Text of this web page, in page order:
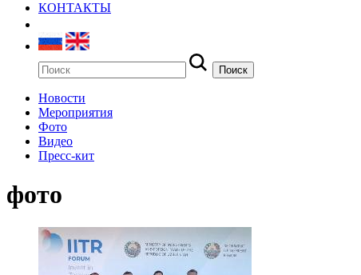
КОНТАКТЫ
Новости
Мероприятия
Фото
Видео
Пресс-кит
фото